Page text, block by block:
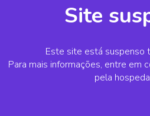
Site
Este site está suspenso
Para mais informações, entre em
pela